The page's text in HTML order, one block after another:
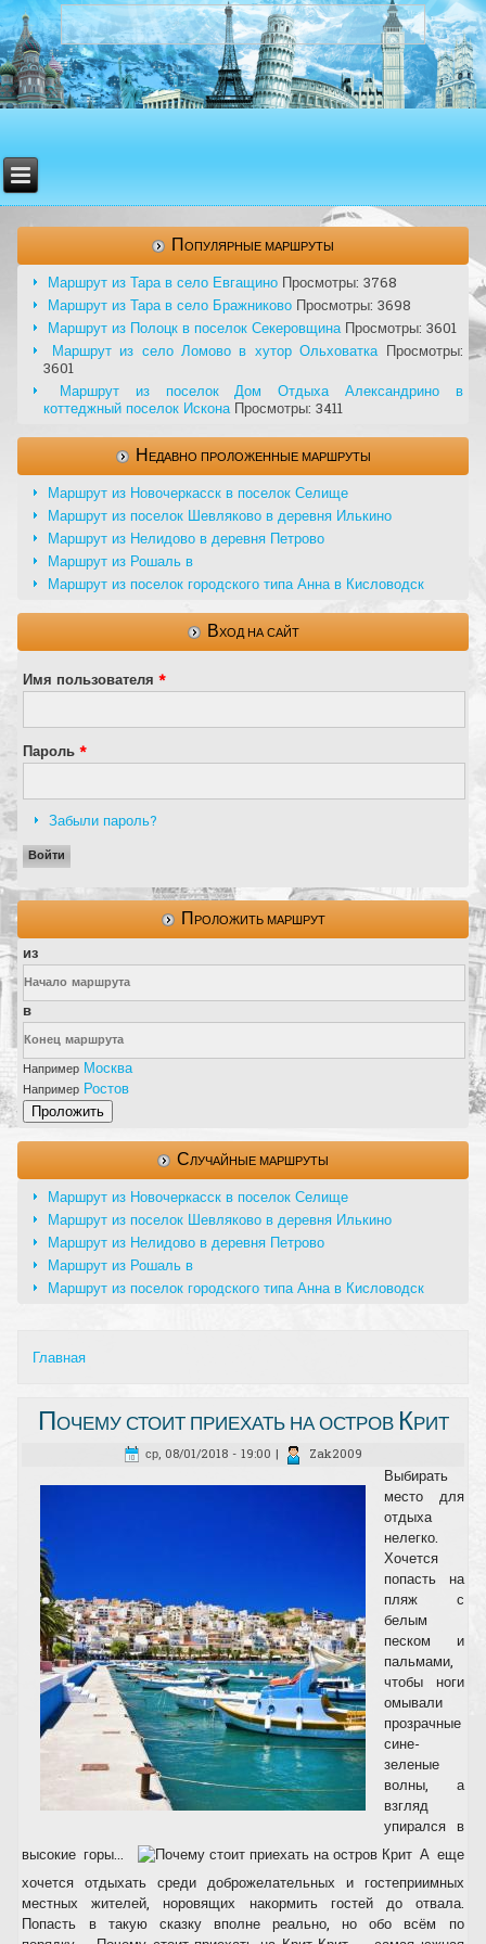
Популярные маршруты
Маршрут из Тара в село Евгащино Просмотры: 3768
Маршрут из Тара в село Бражниково Просмотры: 3698
Маршрут из Полоцк в поселок Секеровщина Просмотры: 3601
Маршрут из село Ломово в хутор Ольховатка Просмотры:
3601
Маршрут из поселок Дом Отдыха Александрино в
коттеджный поселок Искона Просмотры: 3411
Недавно проложенные маршруты
Маршрут из Новочеркасск в поселок Селище
Маршрут из поселок Шевляково в деревня Илькино
Маршрут из Нелидово в деревня Петрово
Маршрут из Рошаль в
Маршрут из поселок городского типа Анна в Кисловодск
Вход на сайт
Имя пользователя*
Пароль*
Забыли пароль?
Проложить маршрут
из
в
Например Москва
Например Ростов
Проложить
Случайные маршруты
Маршрут из Новочеркасск в поселок Селище
Маршрут из поселок Шевляково в деревня Илькино
Маршрут из Нелидово в деревня Петрово
Маршрут из Рошаль в
Маршрут из поселок городского типа Анна в Кисловодск
Главная
Почему стоит приехать на остров Крит
ср, 08/01/2018 - 19:00 | Zak2009
Выбирать
место для
отдыха
нелегко.
Хочется
попасть на
пляж с
белым
песком и
пальмами,
чтобы ноги
омывали
прозрачные
сине-
зеленые
волны, а
взгляд
упирался в
высокие горы...
А еще
хочется отдыхать среди доброжелательных и гостеприимных
местных жителей, норовящих накормить гостей до отвала.
Попасть в такую сказку вполне реально, но обо всём по